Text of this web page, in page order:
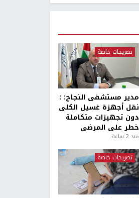
تصريحات خاصة
مدير مستشفى النجاح: :
نقل أجهزة غسيل الكلى
دون تجهيزات متكاملة
خطر على المرضى
منذ 2 ساعة
تصريحات خاصة